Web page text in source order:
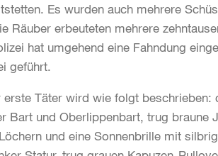
Es wurden auch mehrere
Räuber erbeuteten mehrere
hat umgehend eine Fahndung
geführt.
erste Täter wird wie folgt
Bart und Oberlippenbart, trug braune
und eine Sonnenbrille mit